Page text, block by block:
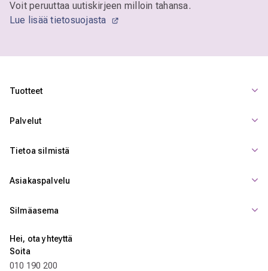
Voit peruuttaa uutiskirjeen milloin tahansa.
Lue lisää tietosuojasta
Tuotteet
Palvelut
Tietoa silmistä
Asiakaspalvelu
Silmäasema
Hei, ota yhteyttä
Soita
010 190 200